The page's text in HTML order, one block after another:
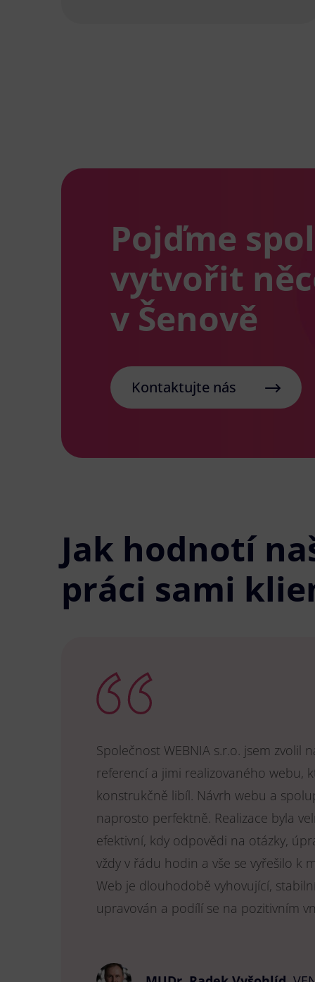
Pojďme
vytvořit
v Šenově
Kontaktujte nás
Jak hodnotí
práci sami
Společnost WEBNIA s.r.o. jsem zvolil
referencí a jimi realizovaného webu,
konstrukčně libíl. Návrh webu a
naprosto perfektně. Realizace byla
efektivní, kdy odpovědi na otázky,
vždy v řádu hodin a vše se vyřešilo k
Web je dlouhodobě vyhovující,
upravován a podílí se na pozitivním